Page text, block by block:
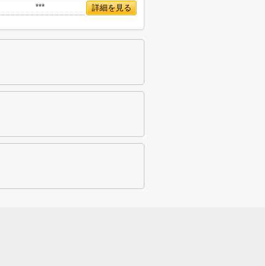
*** 詳細を見る